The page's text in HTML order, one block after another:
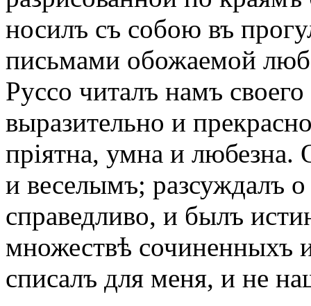
носилъ съ собою въ
письмами обожаемой
Руссо читалъ намъ
выразительно и
пріятна, умна и любезна.
и веселымъ; разсуждалъ
справедливо, и былъ
множествѣ сочиненныхъ
списалъ для меня, и не